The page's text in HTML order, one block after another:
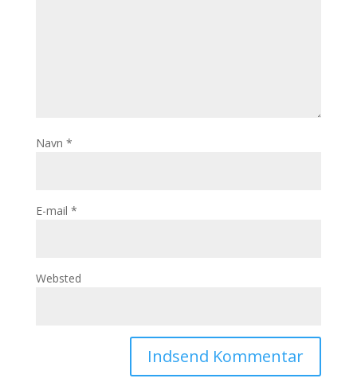
Navn *
E-mail *
Websted